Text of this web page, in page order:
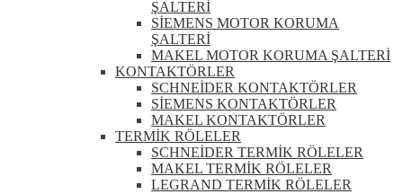
ŞALTERİ
SİEMENS MOTOR KORUMA
ŞALTERİ
MAKEL MOTOR KORUMA ŞALTERİ
KONTAKTÖRLER
SCHNEİDER KONTAKTÖRLER
SİEMENS KONTAKTÖRLER
MAKEL KONTAKTÖRLER
TERMİK RÖLELER
SCHNEİDER TERMİK RÖLELER
MAKEL TERMİK RÖLELER
LEGRAND TERMİK RÖLELER